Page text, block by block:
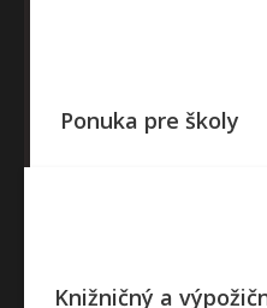
Ponuka pre školy
Knižničný a